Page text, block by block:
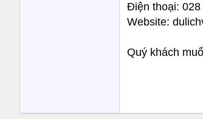
Điện thoại: 028
Website:
Quý khách